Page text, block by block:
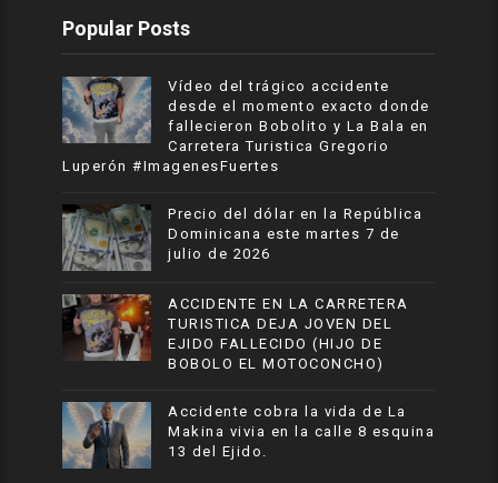
Popular Posts
Vídeo del trágico accidente
desde el momento exacto donde
fallecieron Bobolito y La Bala en
Carretera Turistica Gregorio
Luperón #ImagenesFuertes
Precio del dólar en la República
Dominicana este martes 7 de
julio de 2026
ACCIDENTE EN LA CARRETERA
TURISTICA DEJA JOVEN DEL
EJIDO FALLECIDO (HIJO DE
BOBOLO EL MOTOCONCHO)
Accidente cobra la vida de La
Makina vivia en la calle 8 esquina
13 del Ejido.